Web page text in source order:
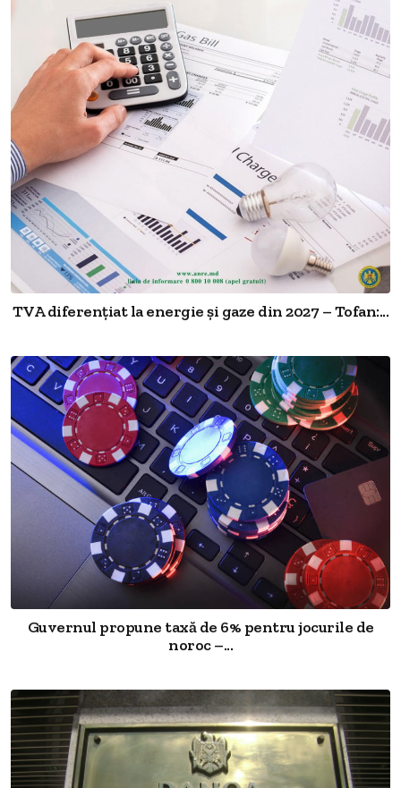
TVA diferențiat la energie și gaze din 2027 – Tofan:...
Guvernul propune taxă de 6% pentru jocurile de
noroc –...